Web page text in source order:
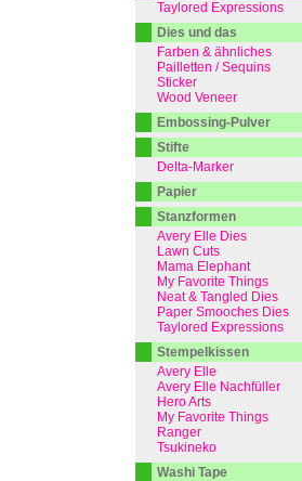
Taylored Expressions
Dies und das
Farben & ähnliches
Pailletten / Sequins
Sticker
Wood Veneer
Embossing-Pulver
Stifte
Delta-Marker
Papier
Stanzformen
Avery Elle Dies
Lawn Cuts
Mama Elephant
My Favorite Things
Neat & Tangled Dies
Paper Smooches Dies
Taylored Expressions
Stempelkissen
Avery Elle
Avery Elle Nachfüller
Hero Arts
My Favorite Things
Ranger
Tsukineko
Washi Tape